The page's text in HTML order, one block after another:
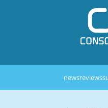
newsreviews